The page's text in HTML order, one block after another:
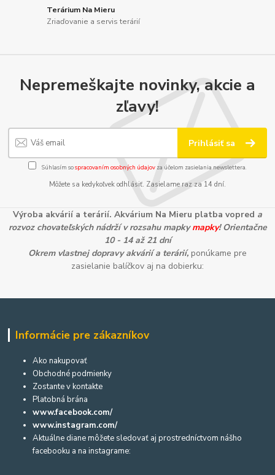
Terárium Na Mieru
Zriaďovanie a servis terárií
Nepremeškajte novinky, akcie a
zľavy!
Prihlásiť sa
Súhlasím sospracovaním osobných údajov za účelom zasielania newslettera.
Môžete sa kedykoľvek odhlásiť. Zasielame raz za 14 dní.
Výroba akvárií a terárií. Akvárium Na Mieru platba vopred a
rozvoz chovateľských nádrží v rozsahu mapkymapky! Orientačne
10 - 14 až 21 dní
Okrem vlastnej dopravy akvárií a terárií, ponúkame pre
zasielanie balíčkov aj na dobierku:
Informácie pre zákazníkov
Ako nakupovať
Obchodné podmienky
Zostante v kontakte
Platobná brána
www.facebook.com/
www.instagram.com/
Aktuálne diane môžete sledovať aj prostredníctvom nášho
facebooku a na instagrame: